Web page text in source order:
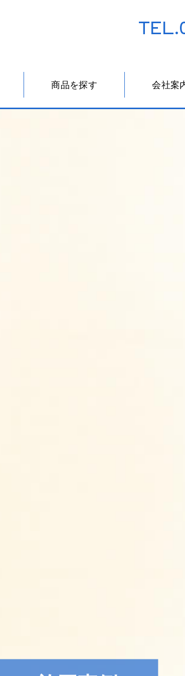
商品を探す 会社案